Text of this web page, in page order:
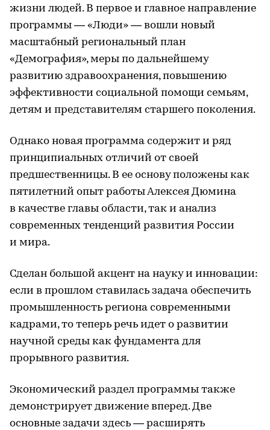
жизни людей. В первое и главное направление
программы — «Люди» — вошли новый
масштабный региональный план
«Демография», меры по дальнейшему
развитию здравоохранения, повышению
эффективности социальной помощи семьям,
детям и представителям старшего поколения.
Однако новая программа содержит и ряд
принципиальных отличий от своей
предшественницы. В ее основу положены как
пятилетний опыт работы Алексея Дюмина
в качестве главы области, так и анализ
современных тенденций развития России
и мира.
Сделан большой акцент на науку и инновации:
если в прошлом ставилась задача обеспечить
промышленность региона современными
кадрами, то теперь речь идет о развитии
научной среды как фундамента для
прорывного развития.
Экономический раздел программы также
демонстрирует движение вперед. Две
основные задачи здесь — расширять